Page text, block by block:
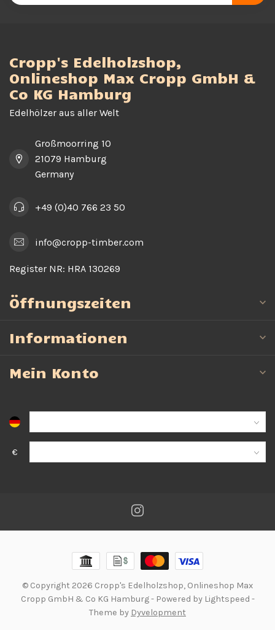
Cropp's Edelholzshop,
Onlineshop Max Cropp GmbH &
Co KG Hamburg
Edelhölzer aus aller Welt
Großmoorring 10
21079 Hamburg
Germany
+49 (0)40 766 23 50
info@cropp-timber.com
Register NR: HRA 130269
Öffnungszeiten
Informationen
Mein Konto
€
© Copyright 2026 Cropp's Edelholzshop, Onlineshop Max
Cropp GmbH & Co KG Hamburg- Powered by Lightspeed -
Theme by Dyvelopment